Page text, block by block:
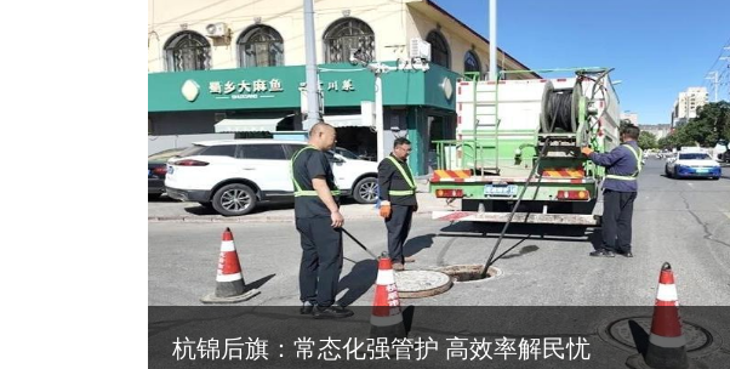
杭锦后旗：常态化强管护 高效率解民忧